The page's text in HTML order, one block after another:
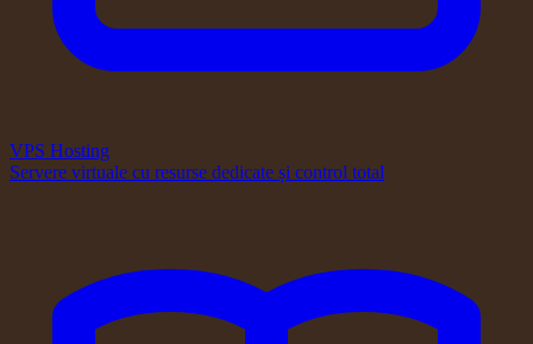
VPS Hosting
Servere virtuale cu resurse dedicate și control total